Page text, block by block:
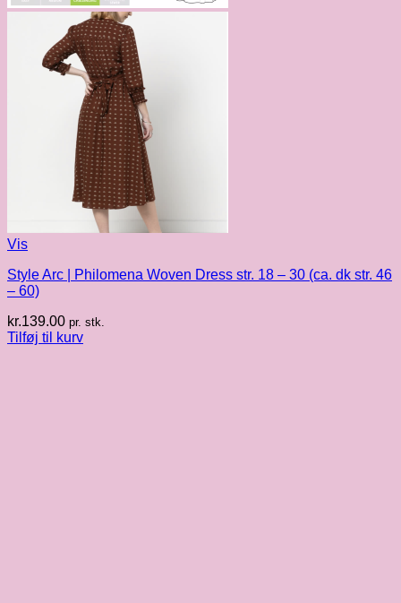
Vis
Style Arc | Philomena Woven Dress str. 18 – 30 (ca. dk str. 46
– 60)
kr.139.00 pr. stk.
Tilføj til kurv